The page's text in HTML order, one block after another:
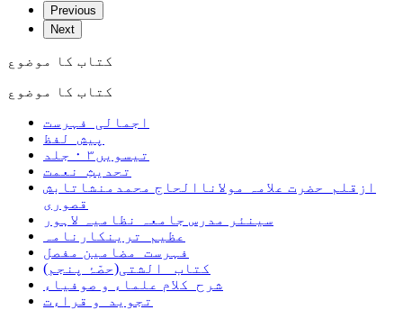
Previous
Next
کتاب کا موضوع
کتاب کا موضوع
اجمالی فہرست
پیش لفظ
تیسویں۳ ۰ جلد
تحدیثِ نعمت
ازقلم حضرت علامہ مولاناالحاج محمدمنشاتابش
قصوری
سینئر مدرس جامعہ نظامیہ لاہور
عظیم ترینکارنامہ
فہرست مضامین مفصل
کتاب الشتی(حصّۂ پنجم)
شرح کلام علماء و صوفیاء
تجوید و قراءت